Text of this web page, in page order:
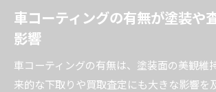
車コーティングの有無が塗装や
影響
車コーティングの有無は、塗装面の美観維
来的な下取りや買取査定にも大きな影響を